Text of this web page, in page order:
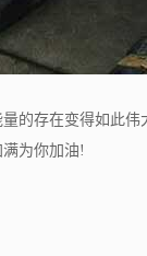
的存在变得如此
为你加油!